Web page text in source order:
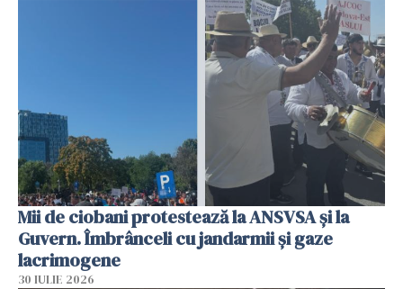
Mii de ciobani protestează la ANSVSA și la
Guvern. Îmbrânceli cu jandarmii și gaze
lacrimogene
30 IULIE 2026